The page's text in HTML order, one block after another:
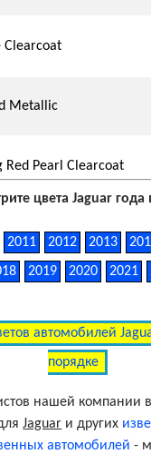
Clearcoat
Metallic
Red Pearl Clearcoat
Metallic
Metallic
Metallic
цвета Jaguar года
2011 2012 2013
2019 2020 2021
автомобилей
порядке
нашей компании
Jaguar и других
автомобилей -